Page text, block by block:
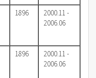
1896
2000.11 -
2006.06
1896
2000.11 -
2006.06